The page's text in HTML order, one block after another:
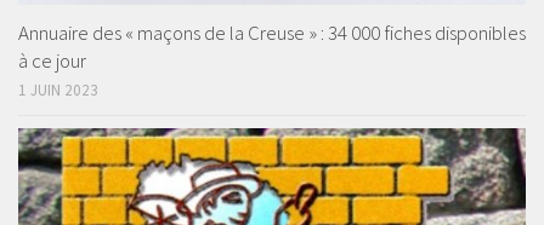
Annuaire des « maçons de la Creuse » : 34 000 fiches disponibles
à ce jour
1 JUIN 2023